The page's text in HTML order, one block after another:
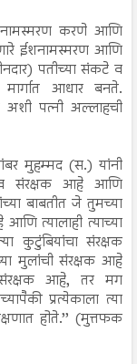
नामस्मरण करणे आणि
ईशनामस्मरण आणि
पतीच्या संकटे व
मार्गात आधार बनते.
पत्नी अल्लाहची
मुहम्मद (स.) यांनी
व संरक्षक आहे आणि
बाबतीत जे तुमच्या
त्यालाही त्याच्या
कुटुंबियांचा संरक्षक
मुलांची संरक्षक आहे
आहे, तर मग
प्रत्येकाला त्या
होते.’’ (मुत्तफक